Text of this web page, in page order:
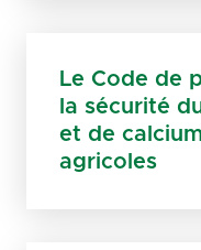
Le Code de
la sécurité
et de
agricoles